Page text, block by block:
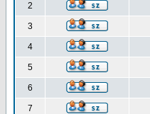
2
3
4
5
6
7